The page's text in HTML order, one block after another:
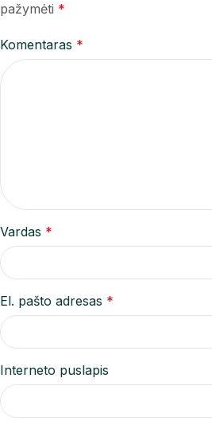
pažymėti *
Komentaras *
Vardas *
El. pašto adresas *
Interneto puslapis